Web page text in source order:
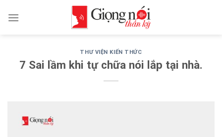
THƯ VIỆN KIẾN THỨC
7 Sai lầm khi tự chữa nói lắp tại nhà.